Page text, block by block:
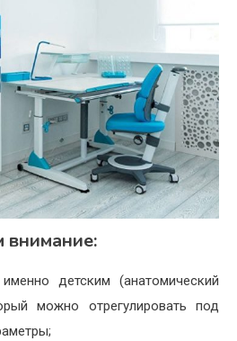
внимание:
детским (анатомический
можно отрегулировать под